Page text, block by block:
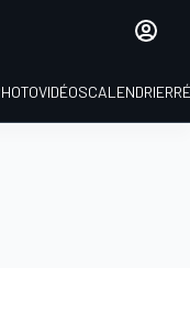
VIDÉOSCALENDRIER